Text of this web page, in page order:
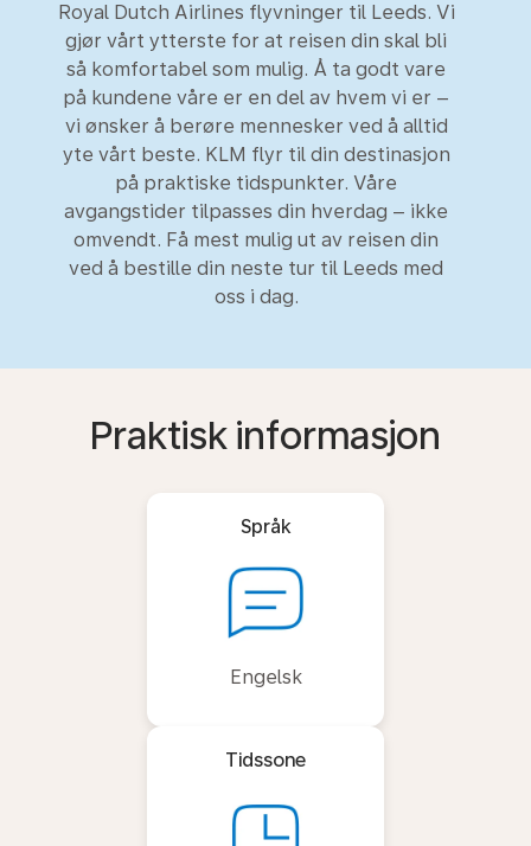
Royal Dutch Airlines flyvninger til Leeds. Vi
gjør vårt ytterste for at reisen din skal bli
så komfortabel som mulig. Å ta godt vare
på kundene våre er en del av hvem vi er –
vi ønsker å berøre mennesker ved å alltid
yte vårt beste. KLM flyr til din destinasjon
på praktiske tidspunkter. Våre
avgangstider tilpasses din hverdag – ikke
omvendt. Få mest mulig ut av reisen din
ved å bestille din neste tur til Leeds med
oss i dag.
Praktisk informasjon
Språk
Engelsk
Tidssone